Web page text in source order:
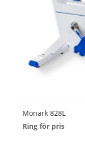
Monark 828E
Ring för pris